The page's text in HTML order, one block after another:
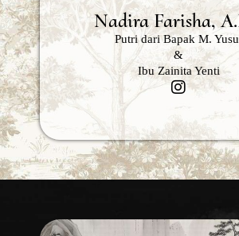
Nadira Farisha,
Putri dari Bapak M.
&
Ibu Zainita Yenti